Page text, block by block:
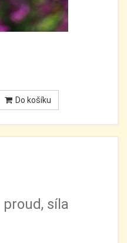
Do košíku
proud, síla